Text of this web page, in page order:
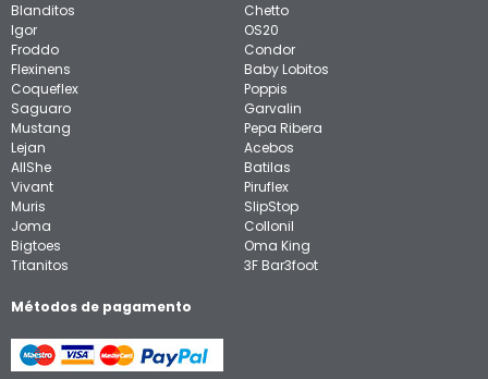
Blanditos
Igor
Froddo
Flexinens
Coqueflex
Saguaro
Mustang
Lejan
AllShe
Vivant
Muris
Joma
Bigtoes
Titanitos
Chetto
OS20
Condor
Baby Lobitos
Poppis
Garvalin
Pepa Ribera
Acebos
Batilas
Piruflex
SlipStop
Collonil
Oma King
3F Bar3foot
Métodos de pagamento